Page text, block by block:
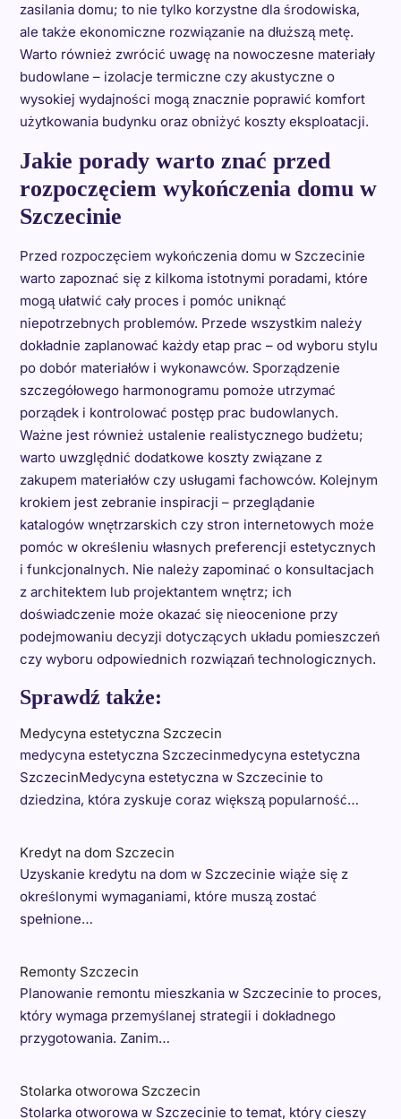
zasilania domu; to nie tylko korzystne dla środowiska,
ale także ekonomiczne rozwiązanie na dłuższą metę.
Warto również zwrócić uwagę na nowoczesne materiały
budowlane – izolacje termiczne czy akustyczne o
wysokiej wydajności mogą znacznie poprawić komfort
użytkowania budynku oraz obniżyć koszty eksploatacji.
Jakie porady warto znać przed
rozpoczęciem wykończenia domu w
Szczecinie
Przed rozpoczęciem wykończenia domu w Szczecinie
warto zapoznać się z kilkoma istotnymi poradami, które
mogą ułatwić cały proces i pomóc uniknąć
niepotrzebnych problemów. Przede wszystkim należy
dokładnie zaplanować każdy etap prac – od wyboru stylu
po dobór materiałów i wykonawców. Sporządzenie
szczegółowego harmonogramu pomoże utrzymać
porządek i kontrolować postęp prac budowlanych.
Ważne jest również ustalenie realistycznego budżetu;
warto uwzględnić dodatkowe koszty związane z
zakupem materiałów czy usługami fachowców. Kolejnym
krokiem jest zebranie inspiracji – przeglądanie
katalogów wnętrzarskich czy stron internetowych może
pomóc w określeniu własnych preferencji estetycznych
i funkcjonalnych. Nie należy zapominać o konsultacjach
z architektem lub projektantem wnętrz; ich
doświadczenie może okazać się nieocenione przy
podejmowaniu decyzji dotyczących układu pomieszczeń
czy wyboru odpowiednich rozwiązań technologicznych.
Sprawdź także:
Medycyna estetyczna Szczecin
medycyna estetyczna Szczecinmedycyna estetyczna
SzczecinMedycyna estetyczna w Szczecinie to
dziedzina, która zyskuje coraz większą popularność…
Kredyt na dom Szczecin
Uzyskanie kredytu na dom w Szczecinie wiąże się z
określonymi wymaganiami, które muszą zostać
spełnione…
Remonty Szczecin
Planowanie remontu mieszkania w Szczecinie to proces,
który wymaga przemyślanej strategii i dokładnego
przygotowania. Zanim…
Stolarka otworowa Szczecin
Stolarka otworowa w Szczecinie to temat, który cieszy